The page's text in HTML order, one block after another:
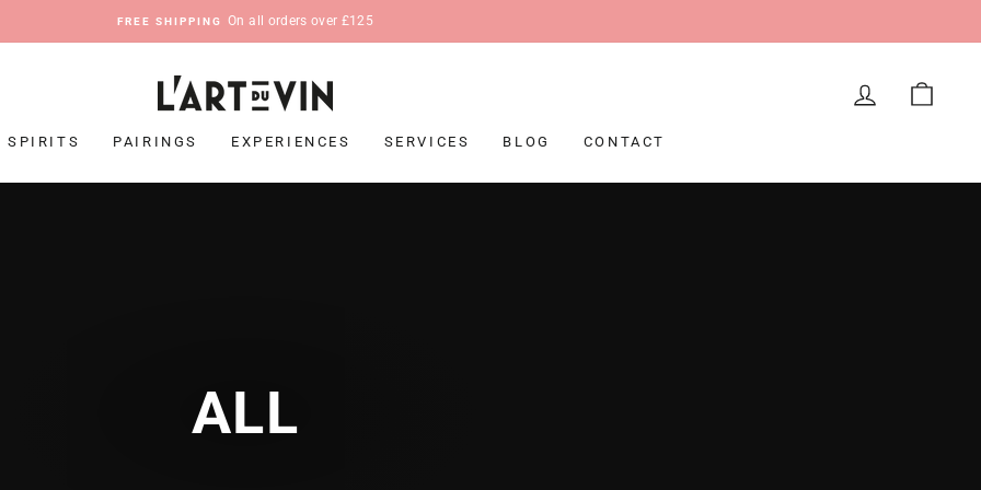
Pause
FREE SHIPPING On all orders over £125
LOG IN
SPIRITS PAIRINGS EXPERIENCES SERVICES BLOG CONTACT
ALL